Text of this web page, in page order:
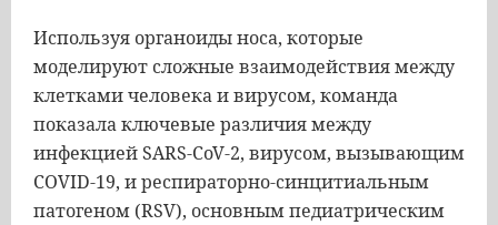
Используя органоиды носа, которые
моделируют сложные взаимодействия между
клетками человека и вирусом, команда
показала ключевые различия между
инфекцией SARS-CoV-2, вирусом, вызывающим
COVID-19, и респираторно-синцитиальным
патогеном (RSV), основным педиатрическим